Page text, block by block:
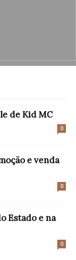
de Kid MC
0
e venda
0
Estado e na
0